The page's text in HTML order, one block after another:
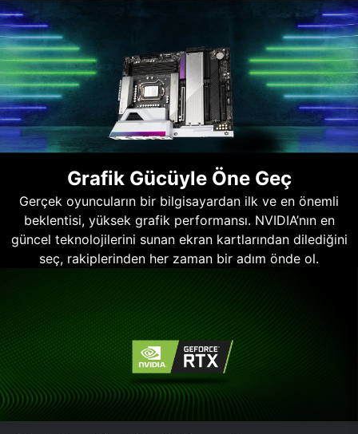
Grafik Gücüyle Öne Geç
Gerçek oyuncuların bir bilgisayardan ilk ve en önemli
beklentisi, yüksek grafik performansı. NVIDIA’nın en
güncel teknolojilerini sunan ekran kartlarından dilediğini
seç, rakiplerinden her zaman bir adım önde ol.